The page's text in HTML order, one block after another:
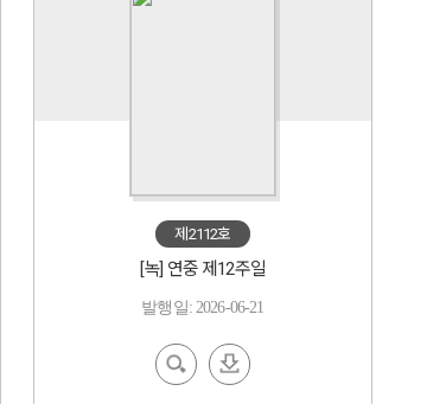
제2112호
[녹] 연중 제12주일
발행일: 2026-06-21
EBoo
k 보기
다운
로드